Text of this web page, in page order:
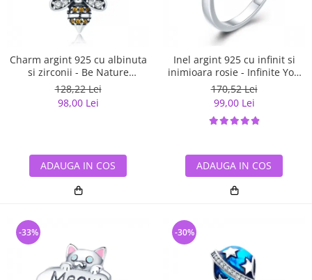
Charm argint 925 cu albinuta
si zirconii - Be Nature
PST0143
128,22 Lei
98,00 Lei
ADAUGA IN COS
Inel argint 925 cu infinit si
inimioara rosie - Infinite You
IST0062
170,52 Lei
99,00 Lei
ADAUGA IN COS
-33% -30%